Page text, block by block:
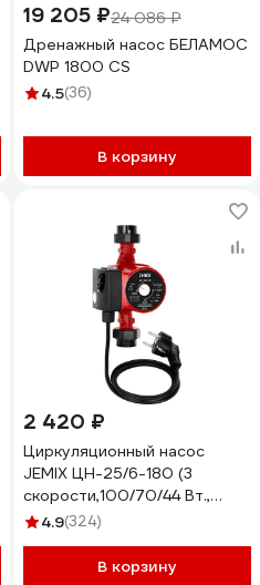
19 205 ₽24 086 ₽
Дренажный насос БЕЛАМОС
DWP 1800 CS
4.5(36)
В корзину
2 420 ₽
Циркуляционный насос
JEMIX ЦН-25/6-180 (3
скорости,100/70/44 Вт.,
производ. 60/45/26 л/мин.)
4.9(324)
В корзину